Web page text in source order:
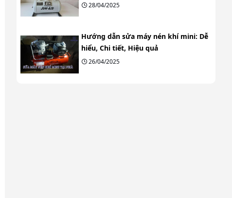
28/04/2025
Hướng dẫn sửa máy nén khí mini: Dễ
hiểu, Chi tiết, Hiệu quả
26/04/2025